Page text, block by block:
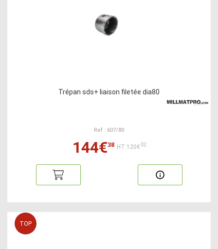
Trépan sds+ liaison filetée dia80
Ref : 607/80
144€38 HT:120€32
TOP